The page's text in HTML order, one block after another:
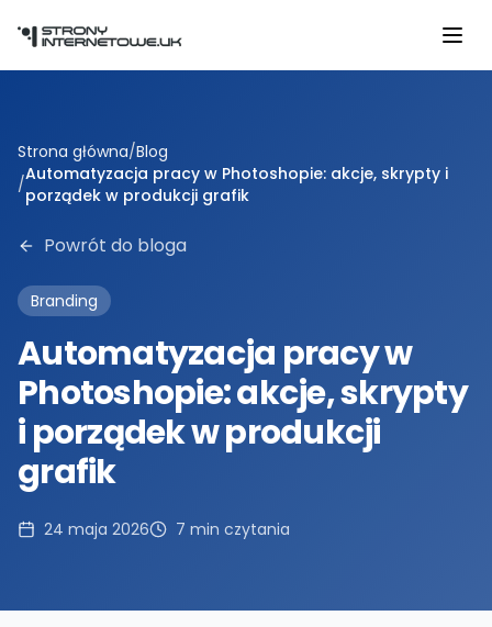
Strona główna/Blog
/Automatyzacja pracy w Photoshopie: akcje, skrypty i
porządek w produkcji grafik
Powrót do bloga
Branding
Automatyzacja pracy w
Photoshopie: akcje, skrypty
i porządek w produkcji
grafik
24 maja 2026 7 min czytania